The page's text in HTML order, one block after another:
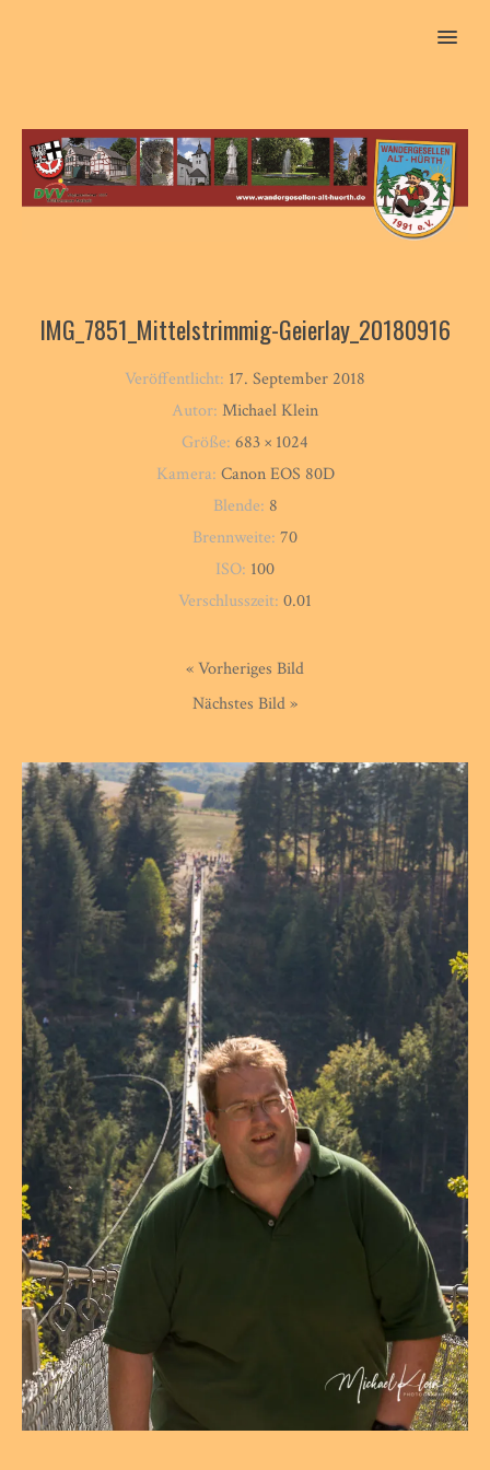
MENU
IMG_7851_Mittelstrimmig-Geierlay_20180916
Veröffentlicht: 17. September 2018
Autor: Michael Klein
Größe: 683 × 1024
Kamera: Canon EOS 80D
Blende: 8
Brennweite: 70
ISO: 100
Verschlusszeit: 0.01
« Vorheriges Bild
Nächstes Bild »